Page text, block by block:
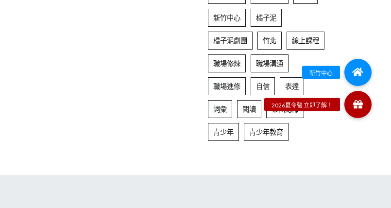
新竹中心 橘子泥
橘子泥劇團 竹北 線上課程
職場修煉 職場溝通
職場進修 自信 表達
詞彙 閱讀 集團總部
青少年 青少年教育